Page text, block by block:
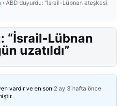
› ABD duyurdu: “İsrail-Lübnan ateşkesi
“İsrail-Lübnan
uzatıldı”
vardır ve en son 2 ay 3 hafta önce